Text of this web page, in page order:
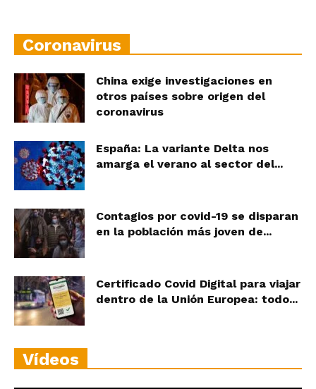
Coronavirus
China exige investigaciones en
otros países sobre origen del
coronavirus
España: La variante Delta nos
amarga el verano al sector del...
Contagios por covid-19 se disparan
en la población más joven de...
Certificado Covid Digital para viajar
dentro de la Unión Europea: todo...
Vídeos